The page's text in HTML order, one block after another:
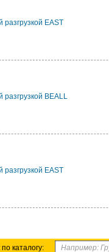
разгрузкой EAST
разгрузкой BEALL
разгрузкой EAST
по каталогу: